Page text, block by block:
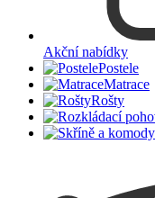
Akční nabídky
Postele
Matrace
Rošty